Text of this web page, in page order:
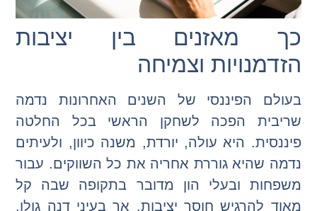
כך מאזנים בין יציבות
הזדמנויות וצמיחה
בעולם הפיננסי של השנים האחרונות נדמה
שריבית הפכה לשחקן הראשי בכל החלטה
פיננסית. היא עולה, יורדת, משנה כיוון, ולעיתים
נדמה שהיא גוררת אחריה את כל השווקים. עבור
משפחות ובעלי הון מדובר בתקופה שבה קל
מאוד להרגיש חוסר יציבות. אך בעיני דנה גולן,